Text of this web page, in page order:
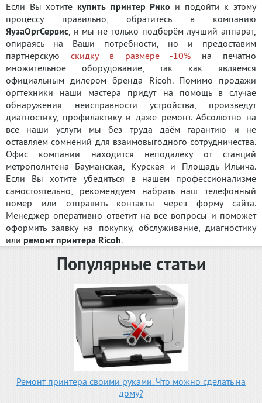
Если Вы хотите купить принтер Рико и подойти к этому
процессу правильно, обратитесь в компанию
ЯузаОргСервис, и мы не только подберём лучший аппарат,
опираясь на Ваши потребности, но и предоставим
партнерскую скидку в размере -10% на печатно
множительное оборудование, так как являемся
официальным дилером бренда Ricoh. Помимо продажи
оргтехники наши мастера придут на помощь в случае
обнаружения неисправности устройства, произведут
диагностику, профилактику и даже ремонт. Абсолютно на
все наши услуги мы без труда даём гарантию и не
оставляем сомнений для взаимовыгодного сотрудничества.
Офис компании находится неподалёку от станций
метрополитена Бауманская, Курская и Площадь Ильича.
Если Вы хотите убедиться в нашем профессионализме
самостоятельно, рекомендуем набрать наш телефонный
номер или отправить контакты через форму сайта.
Менеджер оперативно ответит на все вопросы и поможет
оформить заявку на покупку, обслуживание, диагностику
или ремонт принтера Ricoh.
Популярные статьи
Ремонт принтера своими руками. Что можно сделать на
дому?